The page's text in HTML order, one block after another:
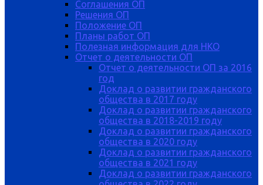
Соглашения ОП
Решения ОП
Положение ОП
Планы работ ОП
Полезная информация для НКО
Отчет о деятельности ОП
Отчет о деятельности ОП за 2016
год
Доклад о развитии гражданского
общества в 2017 году
Доклад о развитии гражданского
общества в 2018-2019 году
Доклад о развитии гражданского
общества в 2020 году
Доклад о развитии гражданского
общества в 2021 году
Доклад о развитии гражданского